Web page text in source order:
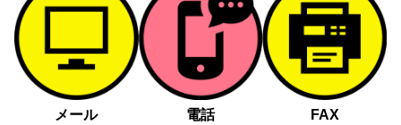
メール
電話 FAX